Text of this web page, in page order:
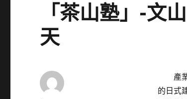
「茶山塾」-文
天
產業
的日式